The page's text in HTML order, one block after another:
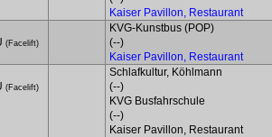
Kaiser Pavillon, Restaurant
(Facelift)
KVG-Kunstbus (POP)
(--)
Kaiser Pavillon, Restaurant
(Facelift)
Schlafkultur, Köhlmann
(--)
KVG Busfahrschule
(--)
Kaiser Pavillon, Restaurant